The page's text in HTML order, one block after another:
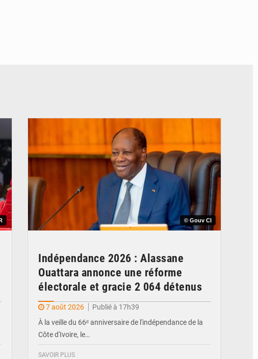
© Gouv CI
Indépendance 2026 : Alassane
Ouattara annonce une réforme
électorale et gracie 2 064 détenus
7 août 2026
Publié à 17h39
À la veille du 66ᵉ anniversaire de l'indépendance de la
Côte d'Ivoire, le…
SAVOIR PLUS